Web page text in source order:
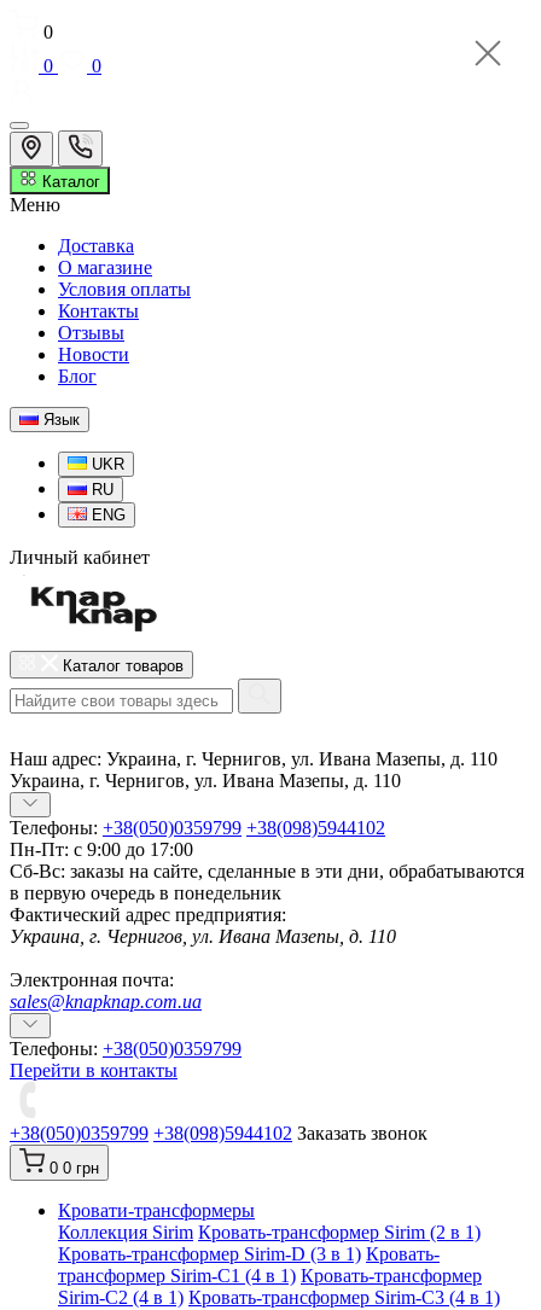
0
0
0
Каталог
Меню
Доставка
О магазине
Условия оплаты
Контакты
Отзывы
Новости
Блог
Язык
UKR
RU
ENG
Личный кабинет
Каталог товаров
Наш адрес: Украина, г. Чернигов, ул. Ивана Мазепы, д. 110
Украина, г. Чернигов, ул. Ивана Мазепы, д. 110
Телефоны: +38(050)0359799 +38(098)5944102
Пн-Пт: с 9:00 до 17:00
Сб-Вс: заказы на сайте, сделанные в эти дни, обрабатываются
в первую очередь в понедельник
Фактический адрес предприятия:
Украина, г. Чернигов, ул. Ивана Мазепы, д. 110
Электронная почта:
sales@knapknap.com.ua
Телефоны: +38(050)0359799
Перейти в контакты
+38(050)0359799 +38(098)5944102 Заказать звонок
0 0 грн
Кровати-трансформеры
Коллекция Sirim Кровать-трансформер Sirim (2 в 1)
Кровать-трансформер Sirim-D (3 в 1) Кровать-
трансформер Sirim-C1 (4 в 1) Кровать-трансформер
Sirim-C2 (4 в 1) Кровать-трансформер Sirim-C3 (4 в 1)